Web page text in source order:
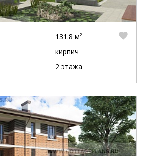
131.8 м²
кирпич
2 этажа